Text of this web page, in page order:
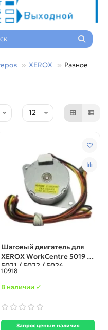
XEROX Разное
Шаговый двигатель для
XEROX WorkCentre 5019 /
5021 / 5022 / 5024
(127K66210)
10918
В наличии ✓
Запрос цены и наличия